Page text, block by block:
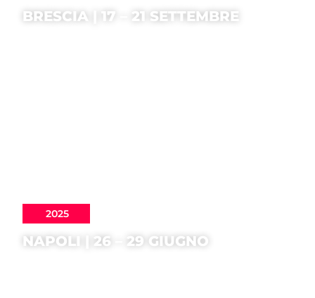
BRESCIA | 17 – 21 SETTEMBRE
2025
NAPOLI | 26 – 29 GIUGNO